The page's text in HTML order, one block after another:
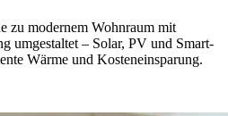
zu modernem Wohnraum mit
umgestaltet – Solar, PV und Smart-
Wärme und Kosteneinsparung.